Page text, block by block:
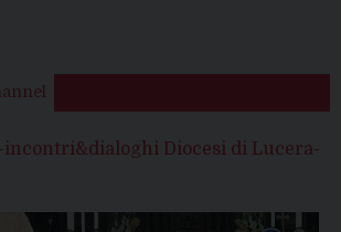
incontri&dialoghi Diocesi di Lucera-